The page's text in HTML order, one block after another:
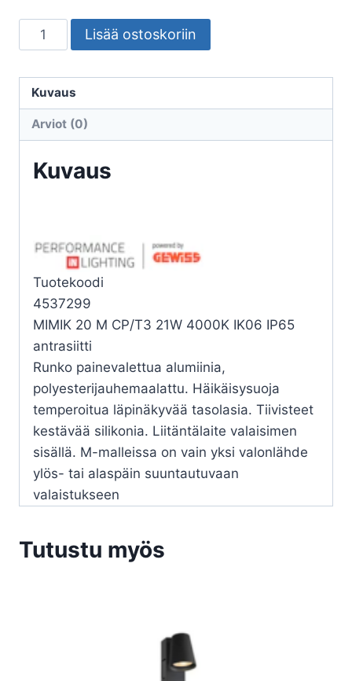
SEINÄVALAISIN
ULKO
20
M
4K
Lisää ostoskoriin
Kuvaus
Arviot (0)
Kuvaus
Tuotekoodi
4537299
MIMIK 20 M CP/T3 21W 4000K IK06 IP65
antrasiitti
Runko painevalettua alumiinia,
polyesterijauhemaalattu. Häikäisysuoja
temperoitua läpinäkyvää tasolasia. Tiivisteet
kestävää silikonia. Liitäntälaite valaisimen
sisällä. M-malleissa on vain yksi valonlähde
ylös- tai alaspäin suuntautuvaan
valaistukseen
Tutustu myös